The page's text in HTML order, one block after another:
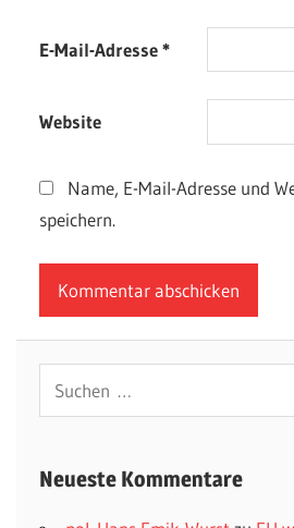
E-Mail-Adresse*
Website
Name, E-Mail-Adresse und
speichern.
Suchen
nach:
Neueste Kommentare